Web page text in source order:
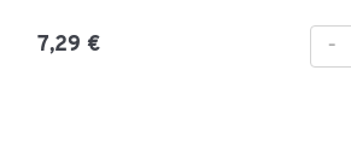
7,29 € -